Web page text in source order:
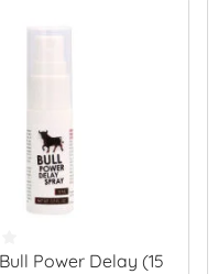
Power Delay (15